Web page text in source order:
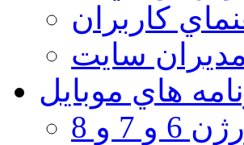
كاربران
سايت
هاي موبايل
و 7 و 8